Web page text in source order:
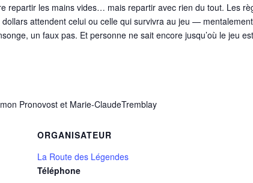
repartir les mains vides… mais repartir avec rien du tout. Les
attendent celui ou celle qui survivra au jeu —
un faux pas. Et personne ne sait encore jusqu’où le jeu
Pronovost et Marie-ClaudeTremblay
ORGANISATEUR
La Route des Légendes
Téléphone